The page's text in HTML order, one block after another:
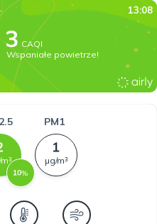
13:08
CAQI
Wspaniałe powietrze!
%
PM1
µg/m³